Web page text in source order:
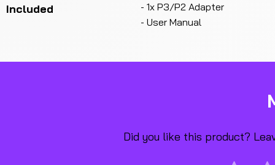
Included
- 1x P3/P2 Adapter
- User Manual
Did you like this product?